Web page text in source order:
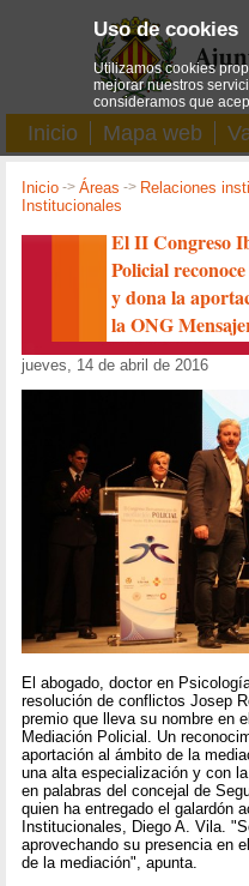
Inicio Mapa web
Inicio ->Áreas -> Relaciones
Institucionales
El II Congreso
Policial
y dona la
la ONG
jueves, 14 de abril de 2016
El abogado, doctor en
resolución de conflictos Josep
premio que lleva su nombre en
Mediación Policial. Un
aportación al ámbito de la
una alta especialización y con
en palabras del concejal de
quien ha entregado el galardón
Institucionales, Diego A. Vila.
aprovechando su presencia en
de la mediación", apunta.
Uso de cookies
Utilizamos cookies
mejorar nuestros
consideramos que